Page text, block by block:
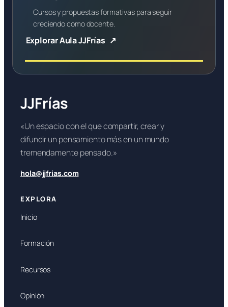
Cursos y propuestas formativas para seguir
creciendo como docente.
Explorar Aula JJFrías
JJFrías
«Un espacio con el que compartir, crear y
difundir un pensamiento más en un mundo
tremendamente pensado.»
hola@jjfrias.com
EXPLORA
Inicio
Formación
Recursos
Opinión